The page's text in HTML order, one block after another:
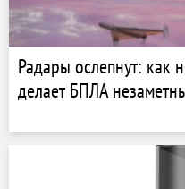
Радары ослепнут: как
делает БПЛА